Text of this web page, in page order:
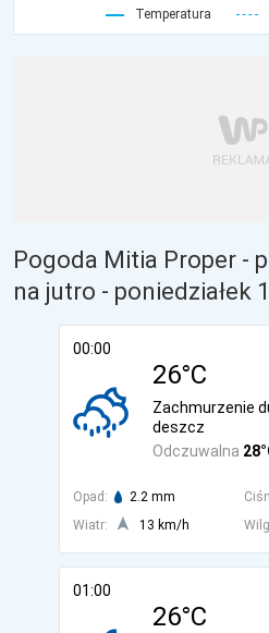
Temperatura
Pogoda Mitia Proper -
na jutro - poniedziałek
00:00
26°C
Odczuwalna
Zachmurzenie
deszcz
Opad: 2.2 mm
Wiatr:
13 km/h
01:00
26°C